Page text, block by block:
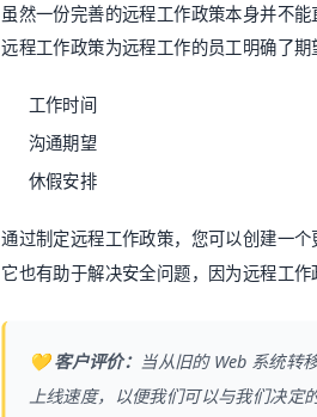
虽然一份完善的远程工作政策本身并不
远程工作政策为远程工作的员工明确了期
工作时间
沟通期望
休假安排
通过制定远程工作政策，您可以创建一
它也有助于解决安全问题，因为远程工
💛 客户评价： 当从旧的 Web 系统转
上线速度，以便我们可以与我们决定